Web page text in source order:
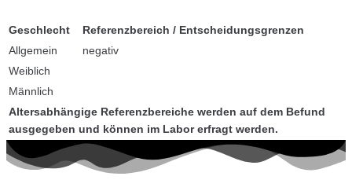
Geschlecht Referenzbereich / Entscheidungsgrenzen
Altersabhängige Referenzbereiche werden auf dem Befund
ausgegeben und können im Labor erfragt werden.
Allgemein
negativ
Weiblich
Männlich